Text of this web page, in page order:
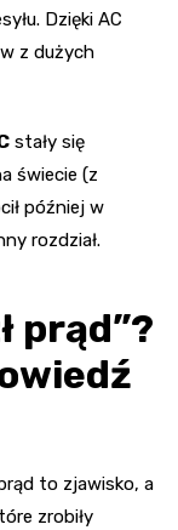
Dzięki AC
z dużych
stały się
świecie (z
później w
rozdział.
prąd”?
to zjawisko, a
zrobiły